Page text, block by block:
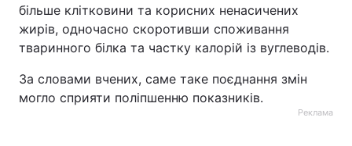
більше клітковини та корисних ненасичених
жирів, одночасно скоротивши споживання
тваринного білка та частку калорій із вуглеводів.
За словами вчених, саме таке поєднання змін
могло сприяти поліпшенню показників.
Реклама